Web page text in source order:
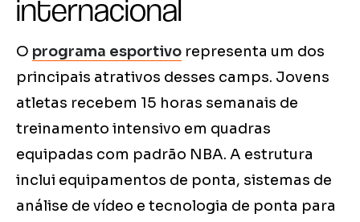
internacional
O programa esportivo representa um dos
principais atrativos desses camps. Jovens
atletas recebem 15 horas semanais de
treinamento intensivo em quadras
equipadas com padrão NBA. A estrutura
inclui equipamentos de ponta, sistemas de
análise de vídeo e tecnologia de ponta para